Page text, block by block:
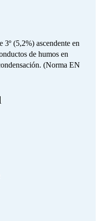
(5,2%) ascendente en
de humos en
(Norma EN